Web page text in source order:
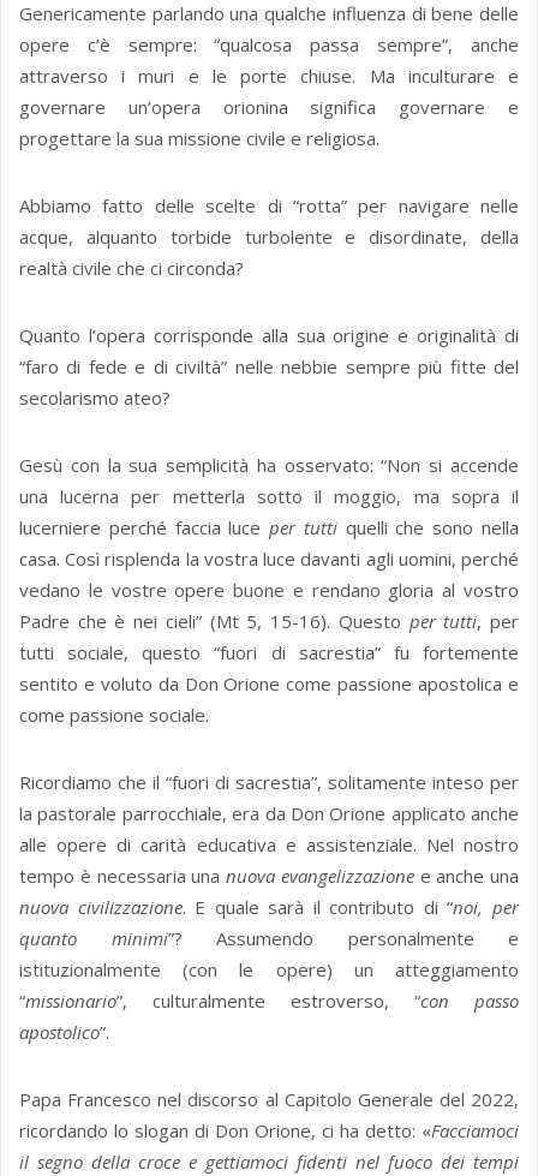
Genericamente parlando una qualche influenza di bene delle
opere c’è sempre: “qualcosa passa sempre”, anche
attraverso i muri e le porte chiuse. Ma inculturare e
governare un’opera orionina significa governare e
progettare la sua missione civile e religiosa.
Abbiamo fatto delle scelte di “rotta” per navigare nelle
acque, alquanto torbide turbolente e disordinate, della
realtà civile che ci circonda?
Quanto l’opera corrisponde alla sua origine e originalità di
“faro di fede e di civiltà” nelle nebbie sempre più fitte del
secolarismo ateo?
Gesù con la sua semplicità ha osservato: “Non si accende
una lucerna per metterla sotto il moggio, ma sopra il
lucerniere perché faccia luceper tuttiquelli che sono nella
casa. Così risplenda la vostra luce davanti agli uomini, perché
vedano le vostre opere buone e rendano gloria al vostro
Padre che è nei cieli” (Mt 5, 15-16). Questo per tutti, per
tutti sociale, questo “fuori di sacrestia” fu fortemente
sentito e voluto da Don Orione come passione apostolica e
come passione sociale.
Ricordiamo che il “fuori di sacrestia”, solitamente inteso per
la pastorale parrocchiale, era da Don Orione applicato anche
alle opere di carità educativa e assistenziale. Nel nostro
tempo è necessaria una nuova evangelizzazionee anche una
nuova civilizzazione. E quale sarà il contributo di “noi, per
quanto minimi”? Assumendo personalmente e
istituzionalmente (con le opere) un atteggiamento
“missionario”, culturalmente estroverso, “con passo
apostolico”.
Papa Francesco nel discorso al Capitolo Generale del 2022,
ricordando lo slogan di Don Orione, ci ha detto: «Facciamoci
il segno della croce e gettiamoci fidenti nel fuoco dei tempi